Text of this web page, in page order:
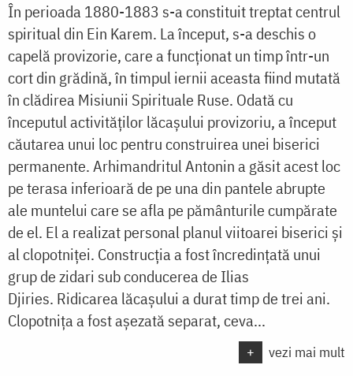
În perioada 1880-1883 s-a constituit treptat centrul
spiritual din Ein Karem. La început, s-a deschis o
capelă provizorie, care a funcţionat un timp într-un
cort din grădină, în timpul iernii aceasta fiind mutată
în clădirea Misiunii Spirituale Ruse. Odată cu
începutul activităţilor lăcaşului provizoriu, a început
căutarea unui loc pentru construirea unei biserici
permanente. Arhimandritul Antonin a găsit acest loc
pe terasa inferioară de pe una din pantele abrupte
ale muntelui care se afla pe pământurile cumpărate
de el. El a realizat personal planul viitoarei biserici şi
al clopotniţei. Construcţia a fost încredinţată unui
grup de zidari sub conducerea de Ilias
Djiries. Ridicarea lăcaşului a durat timp de trei ani.
Clopotniţa a fost aşezată separat, ceva...
+ vezi mai mult